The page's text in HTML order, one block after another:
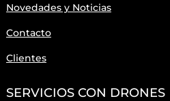
Novedades y Noticias
Contacto
Clientes
SERVICIOS CON DRONES